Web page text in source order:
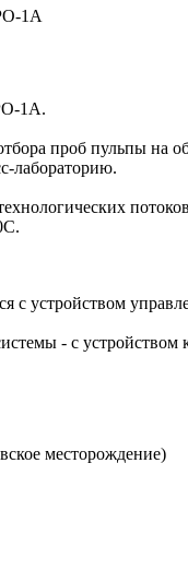
1А
1А.
проб пульпы на
лабораторию.
с устройством
- с
месторождение)